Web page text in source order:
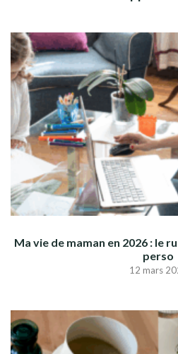
Ma vie de maman en 2026 : le
perso
12 mars